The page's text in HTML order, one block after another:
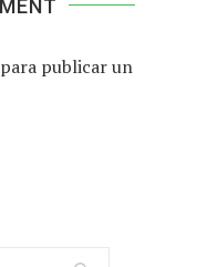
para publicar un